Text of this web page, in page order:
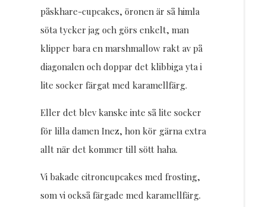
påskhare-cupcakes, öronen är så himla
söta tycker jag och görs enkelt, man
klipper bara en marshmallow rakt av på
diagonalen och doppar det klibbiga yta i
lite socker färgat med karamellfärg.
Eller det blev kanske inte så lite socker
för lilla damen Inez, hon kör gärna extra
allt när det kommer till sött haha.
Vi bakade citroncupcakes med frosting,
som vi också färgade med karamellfärg.